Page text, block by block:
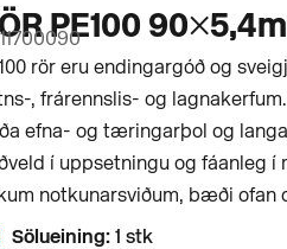
PE100
rör eru endingargóð og
, frárennslis- og
efna- og tæringarþol og
í uppsetningu og fáanleg
notkunarsviðum, bæði ofan
Sölueining: 1 stk